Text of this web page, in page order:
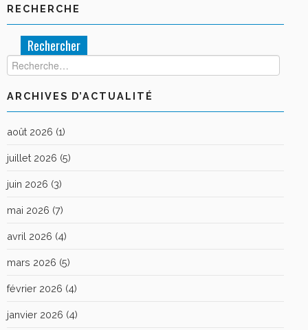
RECHERCHE
Rechercher :
ARCHIVES D’ACTUALITÉ
août 2026 (1)
juillet 2026 (5)
juin 2026 (3)
mai 2026 (7)
avril 2026 (4)
mars 2026 (5)
février 2026 (4)
janvier 2026 (4)